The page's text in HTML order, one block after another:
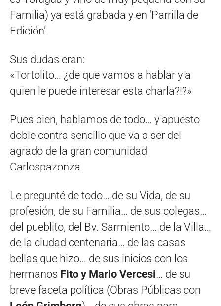
Familia) ya está grabada y en ‘Parrilla de
Edición’.
Sus dudas eran:
«Tortolito… ¿de que vamos a hablar y a
quien le puede interesar esta charla?!?»
Pues bien, hablamos de todo… y apuesto
doble contra sencillo que va a ser del
agrado de la gran comunidad
Carlospazonza.
Le pregunté de todo… de su Vida, de su
profesión, de su Familia… de sus colegas…
del pueblito, del Bv. Sarmiento… de la Villa…
de la ciudad centenaria… de las casas
bellas que hizo… de sus inicios con los
hermanos Fito y Mario Vercesi… de su
breve faceta política (Obras Públicas con